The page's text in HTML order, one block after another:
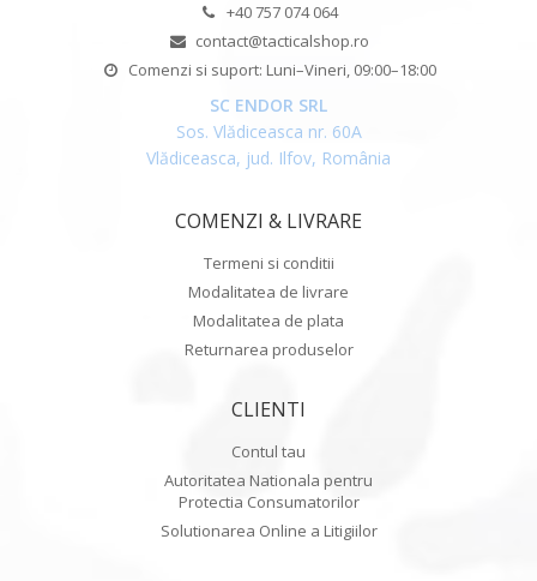
+40 757 074 064
contact@tacticalshop.ro
Comenzi si suport: Luni–Vineri, 09:00–18:00
SC ENDOR SRL
Sos. Vlădiceasca nr. 60A
Vlădiceasca, jud. Ilfov, România
COMENZI & LIVRARE
Termeni si conditii
Modalitatea de livrare
Modalitatea de plata
Returnarea produselor
CLIENTI
Contul tau
Autoritatea Nationala pentru
Protectia Consumatorilor
Solutionarea Online a Litigiilor